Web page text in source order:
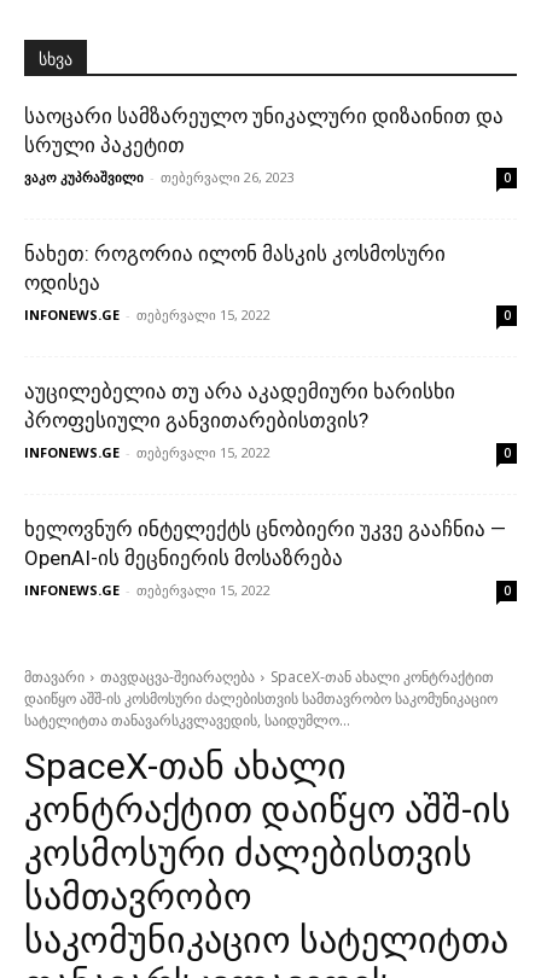
სხვა
საოცარი სამზარეულო უნიკალური დიზაინით და
სრული პაკეტით
ვაკო კუპრაშვილი - თებერვალი 26, 2023 0
ნახეთ: როგორია ილონ მასკის კოსმოსური
ოდისეა
INFONEWS.GE - თებერვალი 15, 2022 0
აუცილებელია თუ არა აკადემიური ხარისხი
პროფესიული განვითარებისთვის?
INFONEWS.GE - თებერვალი 15, 2022 0
ხელოვნურ ინტელექტს ცნობიერი უკვე გააჩნია —
OpenAI-ის მეცნიერის მოსაზრება
INFONEWS.GE - თებერვალი 15, 2022 0